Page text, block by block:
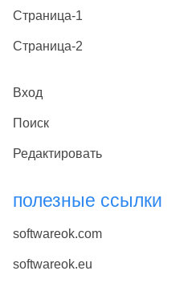
Страница-1
Страница-2
Вход
Поиск
Редактировать
полезные ссылки
softwareok.com
softwareok.eu